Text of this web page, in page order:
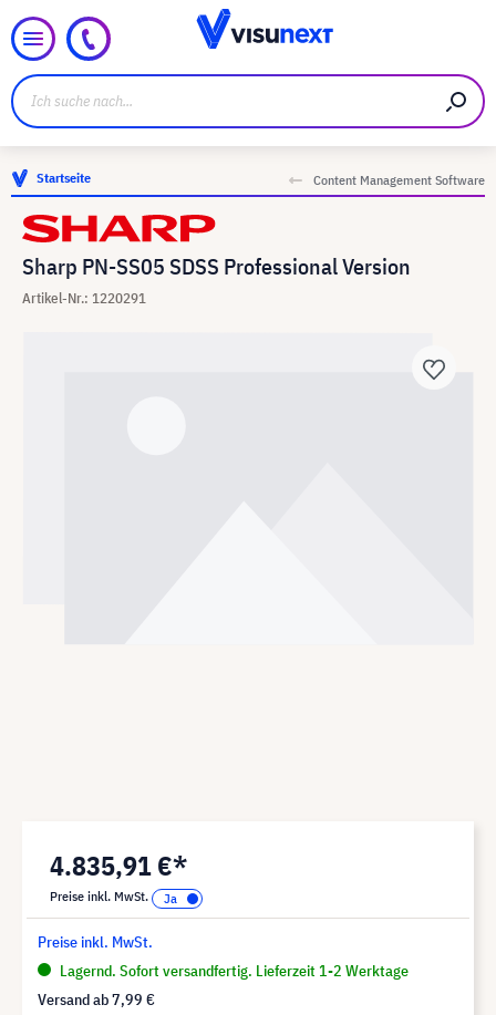
Startseite Content Management Software
Sharp PN-SS05 SDSS Professional Version
Artikel-Nr.: 1220291
4.835,91 €*
Preise inkl. MwSt.
Preise inkl. MwSt.
Lagernd. Sofort versandfertig. Lieferzeit 1-2 Werktage
Versand ab7,99 €